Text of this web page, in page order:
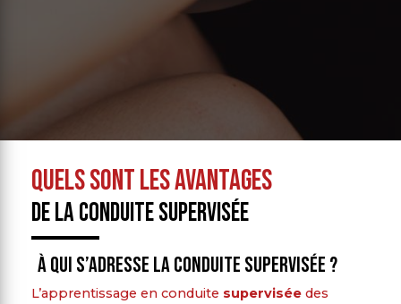
Quels sont les avantages
de la conduite supervisée
À qui s’adresse la conduite supervisée ?
L’apprentissage en conduite supervisée des